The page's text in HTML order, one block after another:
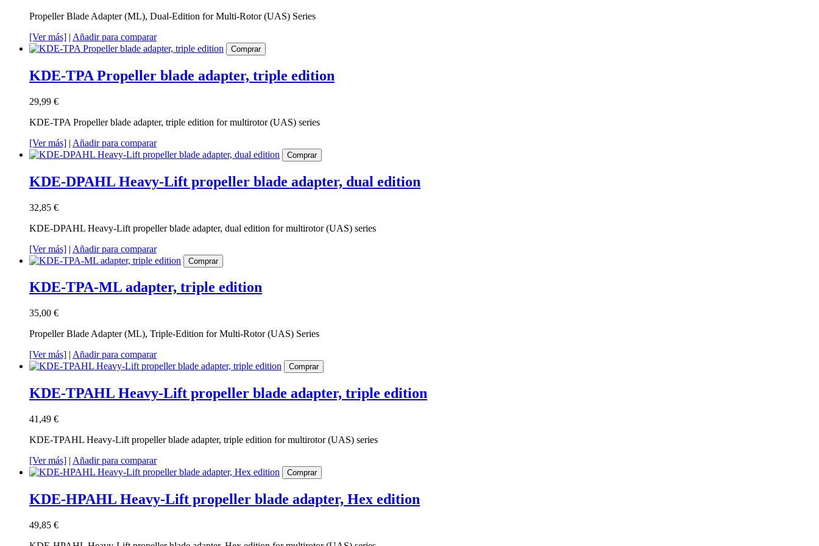
Propeller Blade Adapter (ML), Dual-Edition for Multi-Rotor (UAS) Series
[Ver más] | Añadir para comparar
Comprar
KDE-TPA Propeller blade adapter, triple edition
29,99 €
KDE-TPA Propeller blade adapter, triple edition for multirotor (UAS) series
[Ver más] | Añadir para comparar
Comprar
KDE-DPAHL Heavy-Lift propeller blade adapter, dual edition
32,85 €
KDE-DPAHL Heavy-Lift propeller blade adapter, dual edition for multirotor (UAS) series
[Ver más] | Añadir para comparar
Comprar
KDE-TPA-ML adapter, triple edition
35,00 €
Propeller Blade Adapter (ML), Triple-Edition for Multi-Rotor (UAS) Series
[Ver más] | Añadir para comparar
Comprar
KDE-TPAHL Heavy-Lift propeller blade adapter, triple edition
41,49 €
KDE-TPAHL Heavy-Lift propeller blade adapter, triple edition for multirotor (UAS) series
[Ver más] | Añadir para comparar
Comprar
KDE-HPAHL Heavy-Lift propeller blade adapter, Hex edition
49,85 €